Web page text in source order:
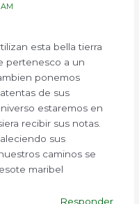
esta bella tierra
pertenesco a un
ponemos
de sus
estaremos en
recibir sus notas.
sus
caminos se
maribel
Responder